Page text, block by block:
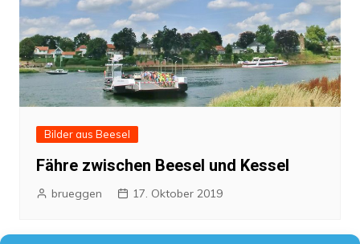
Bilder aus Beesel
Fähre zwischen Beesel und Kessel
brueggen 17. Oktober 2019